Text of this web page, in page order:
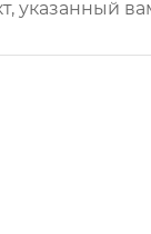
указанный